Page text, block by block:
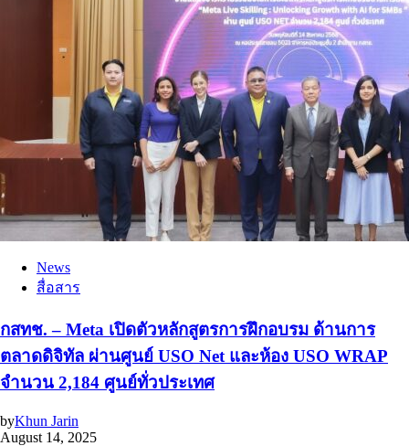
News
สื่อสาร
กสทช. – Meta เปิดตัวหลักสูตรการฝึกอบรม ด้านการ
ตลาดดิจิทัล ผ่านศูนย์ USO Net และห้อง USO WRAP
จำนวน 2,184 ศูนย์ทั่วประเทศ
byKhun Jarin
August 14, 2025